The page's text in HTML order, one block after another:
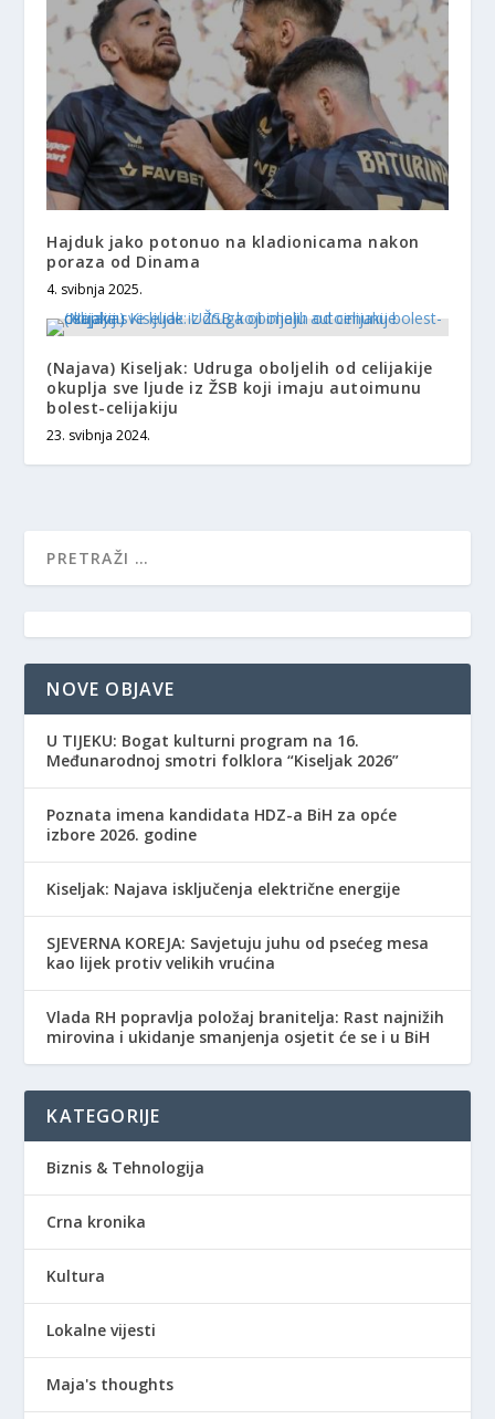
Hajduk jako potonuo na kladionicama nakon
poraza od Dinama
4. svibnja 2025.
(Najava) Kiseljak: Udruga oboljelih od celijakije
okuplja sve ljude iz ŽSB koji imaju autoimunu
bolest-celijakiju
23. svibnja 2024.
NOVE OBJAVE
​U TIJEKU: Bogat kulturni program na 16.
Međunarodnoj smotri folklora “Kiseljak 2026”
Poznata imena kandidata HDZ-a BiH za opće
izbore 2026. godine
Kiseljak: Najava isključenja električne energije
SJEVERNA KOREJA: Savjetuju juhu od psećeg mesa
kao lijek protiv velikih vrućina
Vlada RH popravlja položaj branitelja: Rast najnižih
mirovina i ukidanje smanjenja osjetit će se i u BiH
KATEGORIJE
Biznis & Tehnologija
Crna kronika
Kultura
Lokalne vijesti
Maja's thoughts